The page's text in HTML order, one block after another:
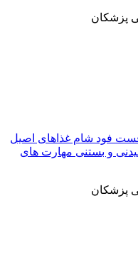
پزشکان
فود شام غذاهای اصیل
و بستنی مهارت های
پزشکان